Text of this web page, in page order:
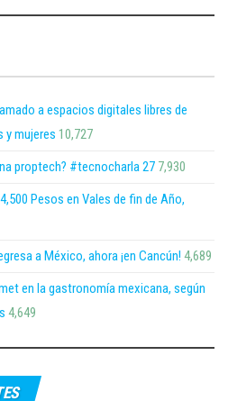
a espacios digitales libres de
y mujeres 10,727
proptech? #tecnocharla 27 7,930
Pesos en Vales de fin de Año,
a México, ahora ¡en Cancún! 4,689
en la gastronomía mexicana, según
4,649